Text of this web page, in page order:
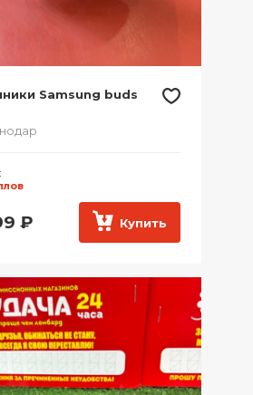
Samsung buds
₽ Купить